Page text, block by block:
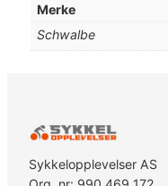
O
0
0
c
Merke
Schwalbe
Sykkelopplevelser AS